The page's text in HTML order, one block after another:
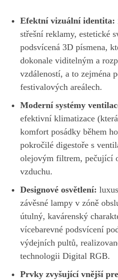
Efektní vizuální identita:
střešní reklamy, estetické
podsvícená 3D písmena,
dokonale viditelným a
vzdáleností, a to zejména
festivalových areálech.
Moderní systémy
efektivní klimatizace
komfort posádky během
pokročilé digestoře s
olejovým filtrem, pečující
vzduchu.
Designové osvětlení:
závěsné lampy v zóně
útulný, kavárenský
vícebarevné podsvícení
výdejních pultů,
technologii Digital RGB.
Prvky zvyšující vnější